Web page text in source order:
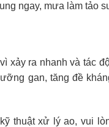
ngay, mưa làm tảo
xảy ra nhanh và tác
gan, tăng đề
thuật xử lý ao, vui